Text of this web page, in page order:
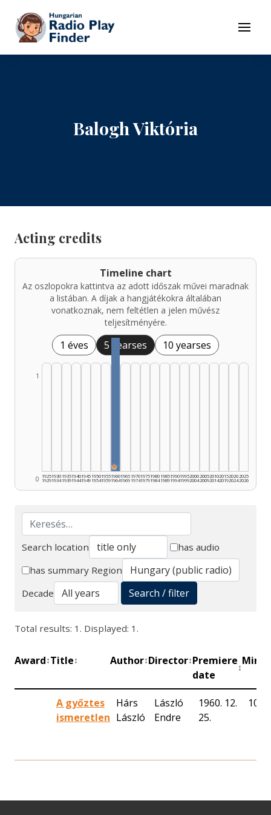
To contents
Menu
Balogh Viktória
Acting credits
Timeline chart
Az oszlopokra kattintva az adott időszak művei maradnak
a listában. A díjak a hangjátékokra általában
vonatkoznak, nem feltétlen a jelen művész
teljesítményére.
1 éves 5 yearses 10 yearses
0
1
1925
1929
1930
1934
1935
1939
1940
1944
1945
1949
1950
1954
1955
1959
★
1960
1964
1965
1969
1970
1974
1975
1979
1980
1984
1985
1989
1990
1994
1995
1999
2000
2004
2005
2009
2010
2014
2015
2019
2020
2024
2025
2026
Search
Search location
has audio
has summary Region
Decade
Search / filter
Total results: 1. Displayed: 1.
Award↕Title↕ Author↕Director↕Premiere
date
↕
A győztes
ismeretlen
Hárs
László
László
Endre
1960. 12.
25.
100